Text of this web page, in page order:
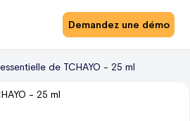
Demandez une démo
de TCHAYO - 25 ml